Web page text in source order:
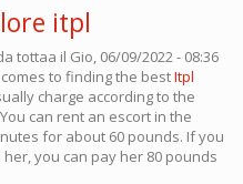
itpl
tottaa il Gio, 06/09/2022 - 08:36
to finding the bestItpl
charge according to the
can rent an escort in the
for about 60 pounds. If you
you can pay her 80 pounds